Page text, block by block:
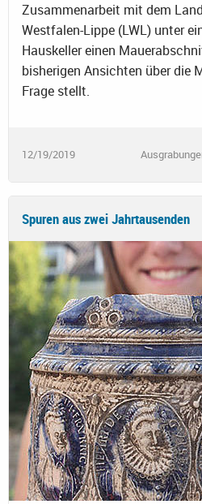
Zusammenarbeit mit dem
Westfalen-Lippe (LWL) unter
Hauskeller einen
bisherigen Ansichten über die
Frage stellt.
12/19/2019
Spuren aus zwei Jahrtausenden